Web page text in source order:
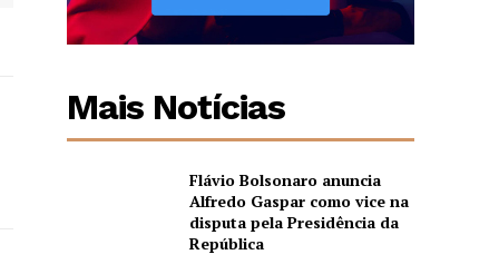
Mais Notícias
Flávio Bolsonaro anuncia
Alfredo Gaspar como vice na
disputa pela Presidência da
República